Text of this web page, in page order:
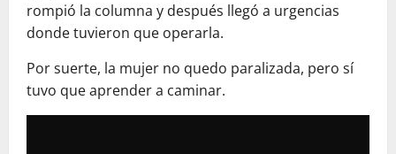
rompió la columna y después llegó a urgencias
donde tuvieron que operarla.
Por suerte, la mujer no quedo paralizada, pero sí
tuvo que aprender a caminar.